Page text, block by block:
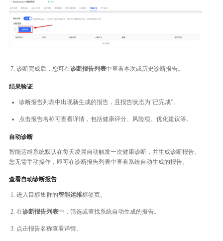
诊断完成后，您可在诊断报告列表中查看本次或历史诊断报告。
结果验证
诊断报告列表中出现新生成的报告，且报告状态为“已完成”。
点击报告名称可查看详情，包括健康评分、风险项、优化建议等。
自动诊断
智能运维系统默认在每天凌晨自动触发一次健康诊断，并生成诊断报告。
您无需手动操作，即可在诊断报告列表中查看系统自动生成的报告。
查看自动诊断报告
进入目标集群的智能运维标签页。
在诊断报告列表中，筛选或查找系统自动生成的报告。
点击报告名称查看详情。